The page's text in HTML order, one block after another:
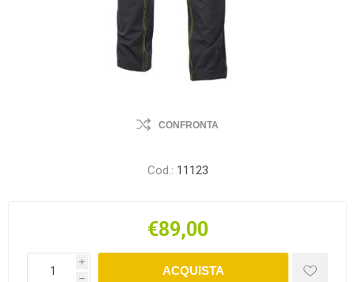
CONFRONTA
Cod.: 11123
€89,00
i
h
ACQUISTA